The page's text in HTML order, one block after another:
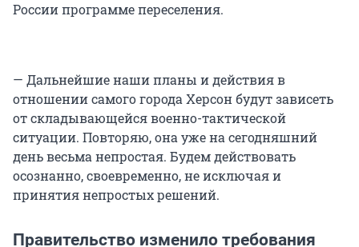
России программе переселения.
— Дальнейшие наши планы и действия в
отношении самого города Херсон будут зависеть
от складывающейся военно-­тактической
ситуации. Повторяю, она уже на сегодняшний
день весьма непростая. Будем действовать
осознанно, своевременно, не исключая и
принятия непростых решений.
Правительство изменило требования